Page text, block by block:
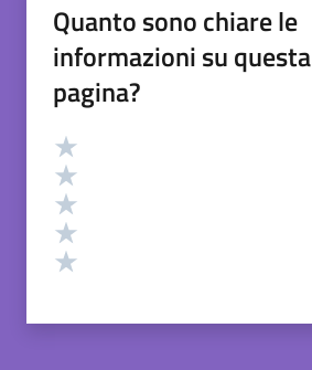
Quanto sono chiare le
informazioni su questa
pagina?
Valutazione